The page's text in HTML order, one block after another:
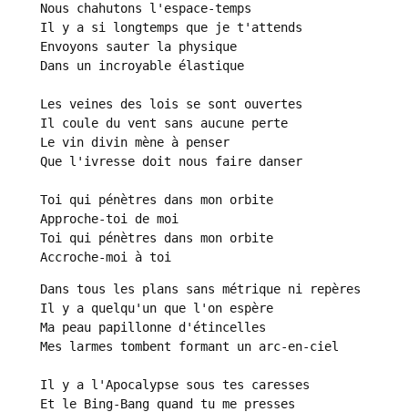
Nous chahutons l'espace-temps
Il y a si longtemps que je t'attends
Envoyons sauter la physique
Dans un incroyable élastique
Les veines des lois se sont ouvertes
Il coule du vent sans aucune perte
Le vin divin mène à penser
Que l'ivresse doit nous faire danser
Toi qui pénètres dans mon orbite
Approche-toi de moi
Toi qui pénètres dans mon orbite
Accroche-moi à toi
Dans tous les plans sans métrique ni repères
Il y a quelqu'un que l'on espère
Ma peau papillonne d'étincelles
Mes larmes tombent formant un arc-en-ciel
Il y a l'Apocalypse sous tes caresses
Et le Bing-Bang quand tu me presses